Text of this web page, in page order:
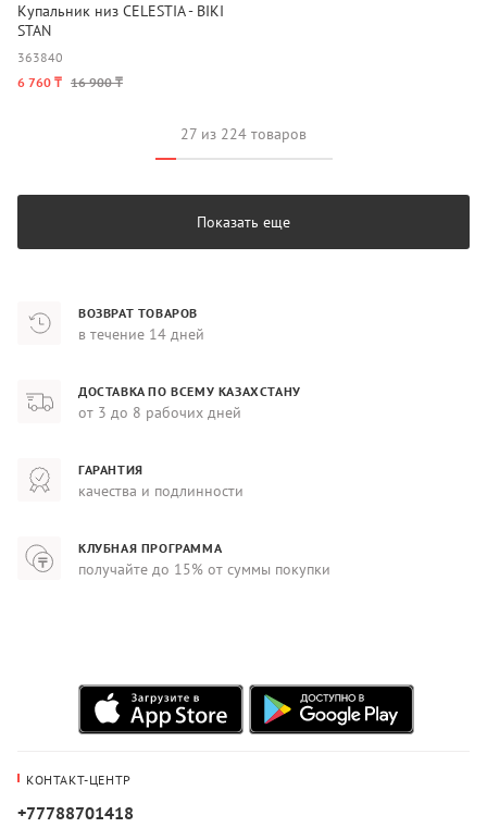
Купальник низ CELESTIA - BIKI
STAN
363840
6 760 ₸ 16 900 ₸
27 из 224 товаров
Показать еще
ВОЗВРАТ ТОВАРОВ
в течение 14 дней
ДОСТАВКА ПО ВСЕМУ КАЗАХСТАНУ
от 3 до 8 рабочих дней
ГАРАНТИЯ
качества и подлинности
КЛУБНАЯ ПРОГРАММА
получайте до 15% от суммы покупки
КОНТАКТ-ЦЕНТР
+77788701418